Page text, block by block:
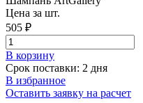
Цена за шт.
505 ₽
В корзинy
Срок поставки: 2 дня
В избранное
Оставить заявку на расчет